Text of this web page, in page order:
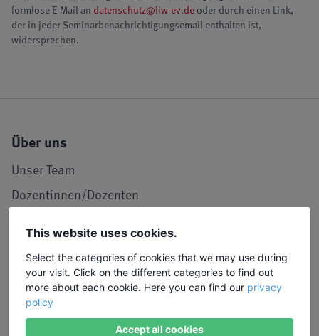
formlose E-Mail an datenschutz@liw-ev.deoder durch einen Link,
der in jeder Seminarbenachrichtigungsemail enthalten ist,
widersprechen.
Über uns
Unser Team
Dozentinnen/Dozenten
Seminarraum in Köln
LIW in den Medien
Jobs und Karriere
Referenzen / Kooperationen
This website uses cookies.
Select the categories of cookies that we may use during
your visit. Click on the different categories to find out
more about each cookie. Here you can find our privacy
policy
Accept all cookies